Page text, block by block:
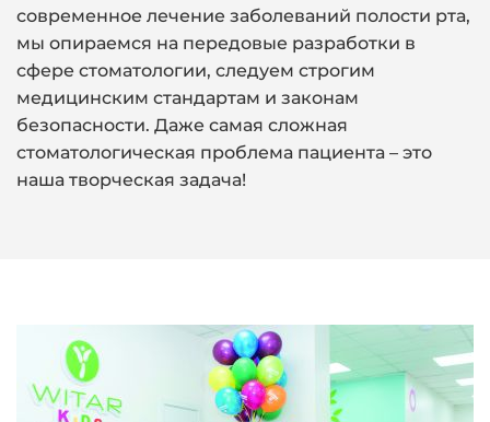
современное лечение заболеваний полости рта,
мы опираемся на передовые разработки в
сфере стоматологии, следуем строгим
медицинским стандартам и законам
безопасности. Даже самая сложная
стоматологическая проблема пациента – это
наша творческая задача!